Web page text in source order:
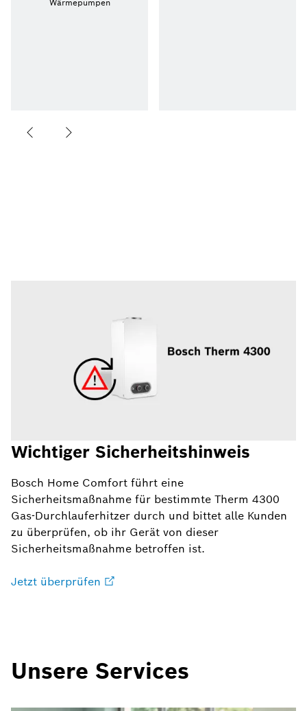
Wärmepumpen
Wichtiger Sicherheitshinweis
Bosch Home Comfort führt eine
Sicherheitsmaßnahme für bestimmte Therm 4300
Gas-Durchlauferhitzer durch und bittet alle Kunden
zu überprüfen, ob ihr Gerät von dieser
Sicherheitsmaßnahme betroffen ist.
Jetzt überprüfen
Unsere Services